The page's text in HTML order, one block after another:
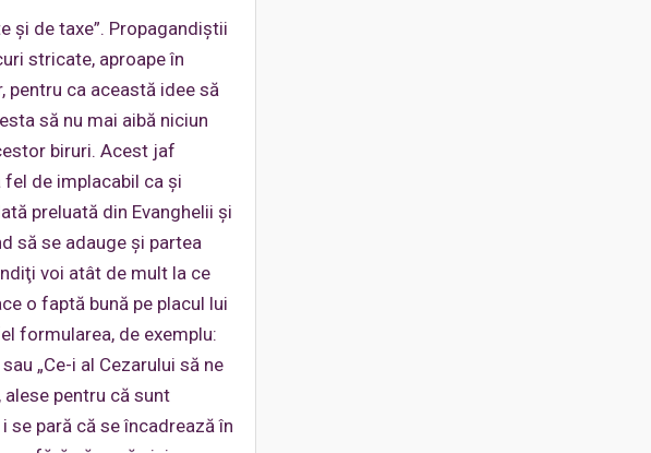
şi de taxe”. Propagandiştii
stricate, aproape în
ca această idee să
să nu mai aibă niciun
biruri. Acest jaf
de implacabil ca şi
preluată din Evanghelii şi
să se adauge şi partea
voi atât de mult la ce
o faptă bună pe placul lui
formularea, de exemplu:
„Ce-i al Cezarului să ne
pentru că sunt
pară că se încadrează în